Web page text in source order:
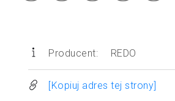
Producent: REDO
[Kopiuj adres tej strony]